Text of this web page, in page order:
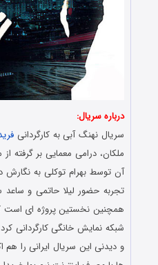
درباره سریال:
سریال نهنگ آبی به کارگردانی
ملکان، درامی معمایی بر گرفته
آن توسط بهرام توکلی به
تجربه حضور لیلا حاتمی و
همچنین نخستین پروژه ای است
شبکه نمایش خانگی کارگردانی
و دیدنی این سریال ایرانی را هم